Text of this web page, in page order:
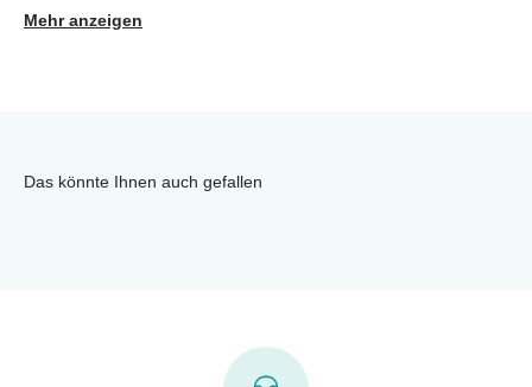
Mehr anzeigen
Das könnte Ihnen auch gefallen